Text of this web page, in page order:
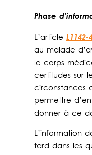
Phase
L’article L1142-
au malade
le corps
certitudes sur
circonstances
permettre
donner à ce
L’information
tard dans les